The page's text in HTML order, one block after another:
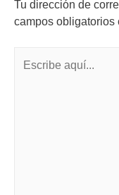
Tu dirección de
campos obligatorios